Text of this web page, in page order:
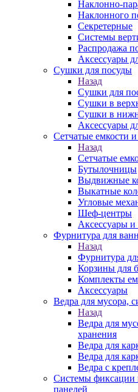
Наклонно-
Наклонного
Секретерные
Системы
Распродажа
Аксессуары
Сушки для посуды
Назад
Сушки для
Сушки в
Сушки в
Аксессуары
Сетчатые емкости
Назад
Сетчатые
Бутылочницы
Выдвижные
Выкатные
Угловые
Шеф-центры
Аксессуары
Фурнитура для
Назад
Фурнитура
Корзины для
Комплекты
Аксессуары
Ведра для мусора,
Назад
Ведра для
хранения
Ведра для
Ведра для
Ведра с
Системы фиксации
панелей